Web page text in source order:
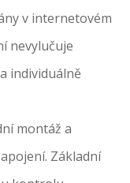
v internetovém
nevylučuje
individuálně
montáž a
Základní